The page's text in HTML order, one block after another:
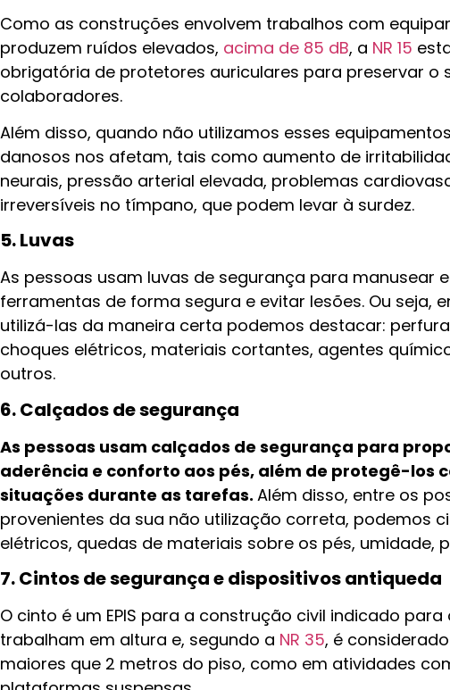
Como as construções envolvem trabalhos com
produzem ruídos elevados, acima de 85 dB, a NR 15
obrigatória de protetores auriculares para preservar o
colaboradores.
Além disso, quando não utilizamos esses
danosos nos afetam, tais como aumento de
neurais, pressão arterial elevada, problemas
irreversíveis no tímpano, que podem levar à surdez.
5. Luvas
As pessoas usam luvas de segurança para manusear
ferramentas de forma segura e evitar lesões. Ou seja,
utilizá-las da maneira certa podemos destacar:
choques elétricos, materiais cortantes, agentes
outros.
6. Calçados de segurança
As pessoas usam calçados de segurança para
aderência e conforto aos pés, além de protegê-los
situações durante as tarefas. Além disso, entre os
provenientes da sua não utilização correta, podemos
elétricos, quedas de materiais sobre os pés, umidade,
7. Cintos de segurança e dispositivos antiqueda
O cinto é um EPIS para a construção civil indicado
trabalham em altura e, segundo a NR 35, é
maiores que 2 metros do piso, como em atividades